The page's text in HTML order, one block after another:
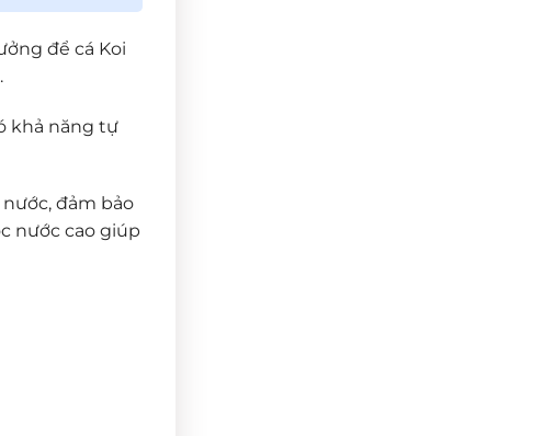
để cá Koi
khả năng tự
đảm bảo
nước cao giúp